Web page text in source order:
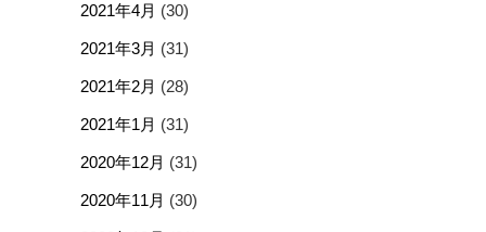
2021年4月 (30)
2021年3月 (31)
2021年2月 (28)
2021年1月 (31)
2020年12月 (31)
2020年11月 (30)